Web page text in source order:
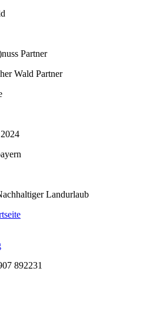
892231